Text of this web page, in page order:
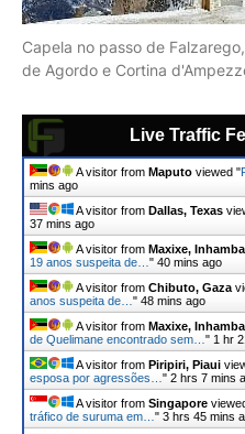
Capela no passo de
de Agordo e Cortina
Live Traffic
A visitor from Maputo viewed "
mins ago
A visitor from Dallas, Texas
37 mins ago
A visitor from Maxixe,
19 anos suspeita de… " 40 mins ago
A visitor from Chibuto, Gaza
anos suspeita de… " 48 mins ago
A visitor from Maxixe,
de Quelimane encontrado sem… " 1 hr
A visitor from Piripiri, Piaui
esposa por agressões… " 2 hrs 7 mins
A visitor from Singapore
tráfico de suruma em… " 3 hrs 45 mins